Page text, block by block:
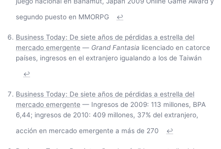
segundo puesto en MMORPG
↩
Business Today: De siete años de pérdidas a estrella del
mercado emergente — Grand Fantasia licenciado en catorce
países, ingresos en el extranjero igualando a los de Taiwán
↩
Business Today: De siete años de pérdidas a estrella del
mercado emergente — Ingresos de 2009: 113 millones, BPA
6,44; ingresos de 2010: 409 millones, 37% del extranjero,
acción en mercado emergente a más de 270
↩